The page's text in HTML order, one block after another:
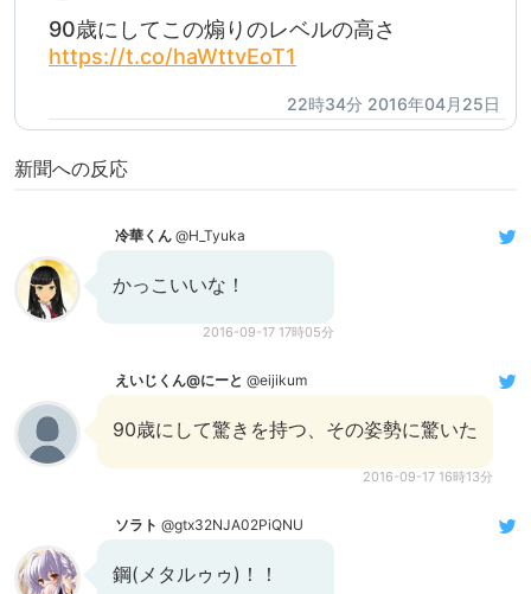
90歳にしてこの煽りのレベルの高さ
https://t.co/haWttvEoT1
22時34分 2016年04月25日
新聞への反応
冷華くん @H_Tyuka
かっこいいな！
2016-09-17 17時05分
えいじくん@にーと @eijikum
90歳にして驚きを持つ、その姿勢に驚いた
2016-09-17 16時13分
ソラト @gtx32NJA02PiQNU
鋼(メタルゥゥ)！！